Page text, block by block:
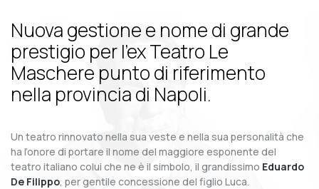
Nuova gestione e nome di grande
prestigio per l’ex Teatro Le
Maschere punto di riferimento
nella provincia di Napoli.
Un teatro rinnovato nella sua veste e nella sua personalità che
ha l’onore di portare il nome del maggiore esponente del
teatro italiano colui che ne è il simbolo, il grandissimo Eduardo
De Filippo, per gentile concessione del figlio Luca.